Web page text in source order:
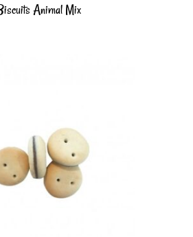
Animal Mix